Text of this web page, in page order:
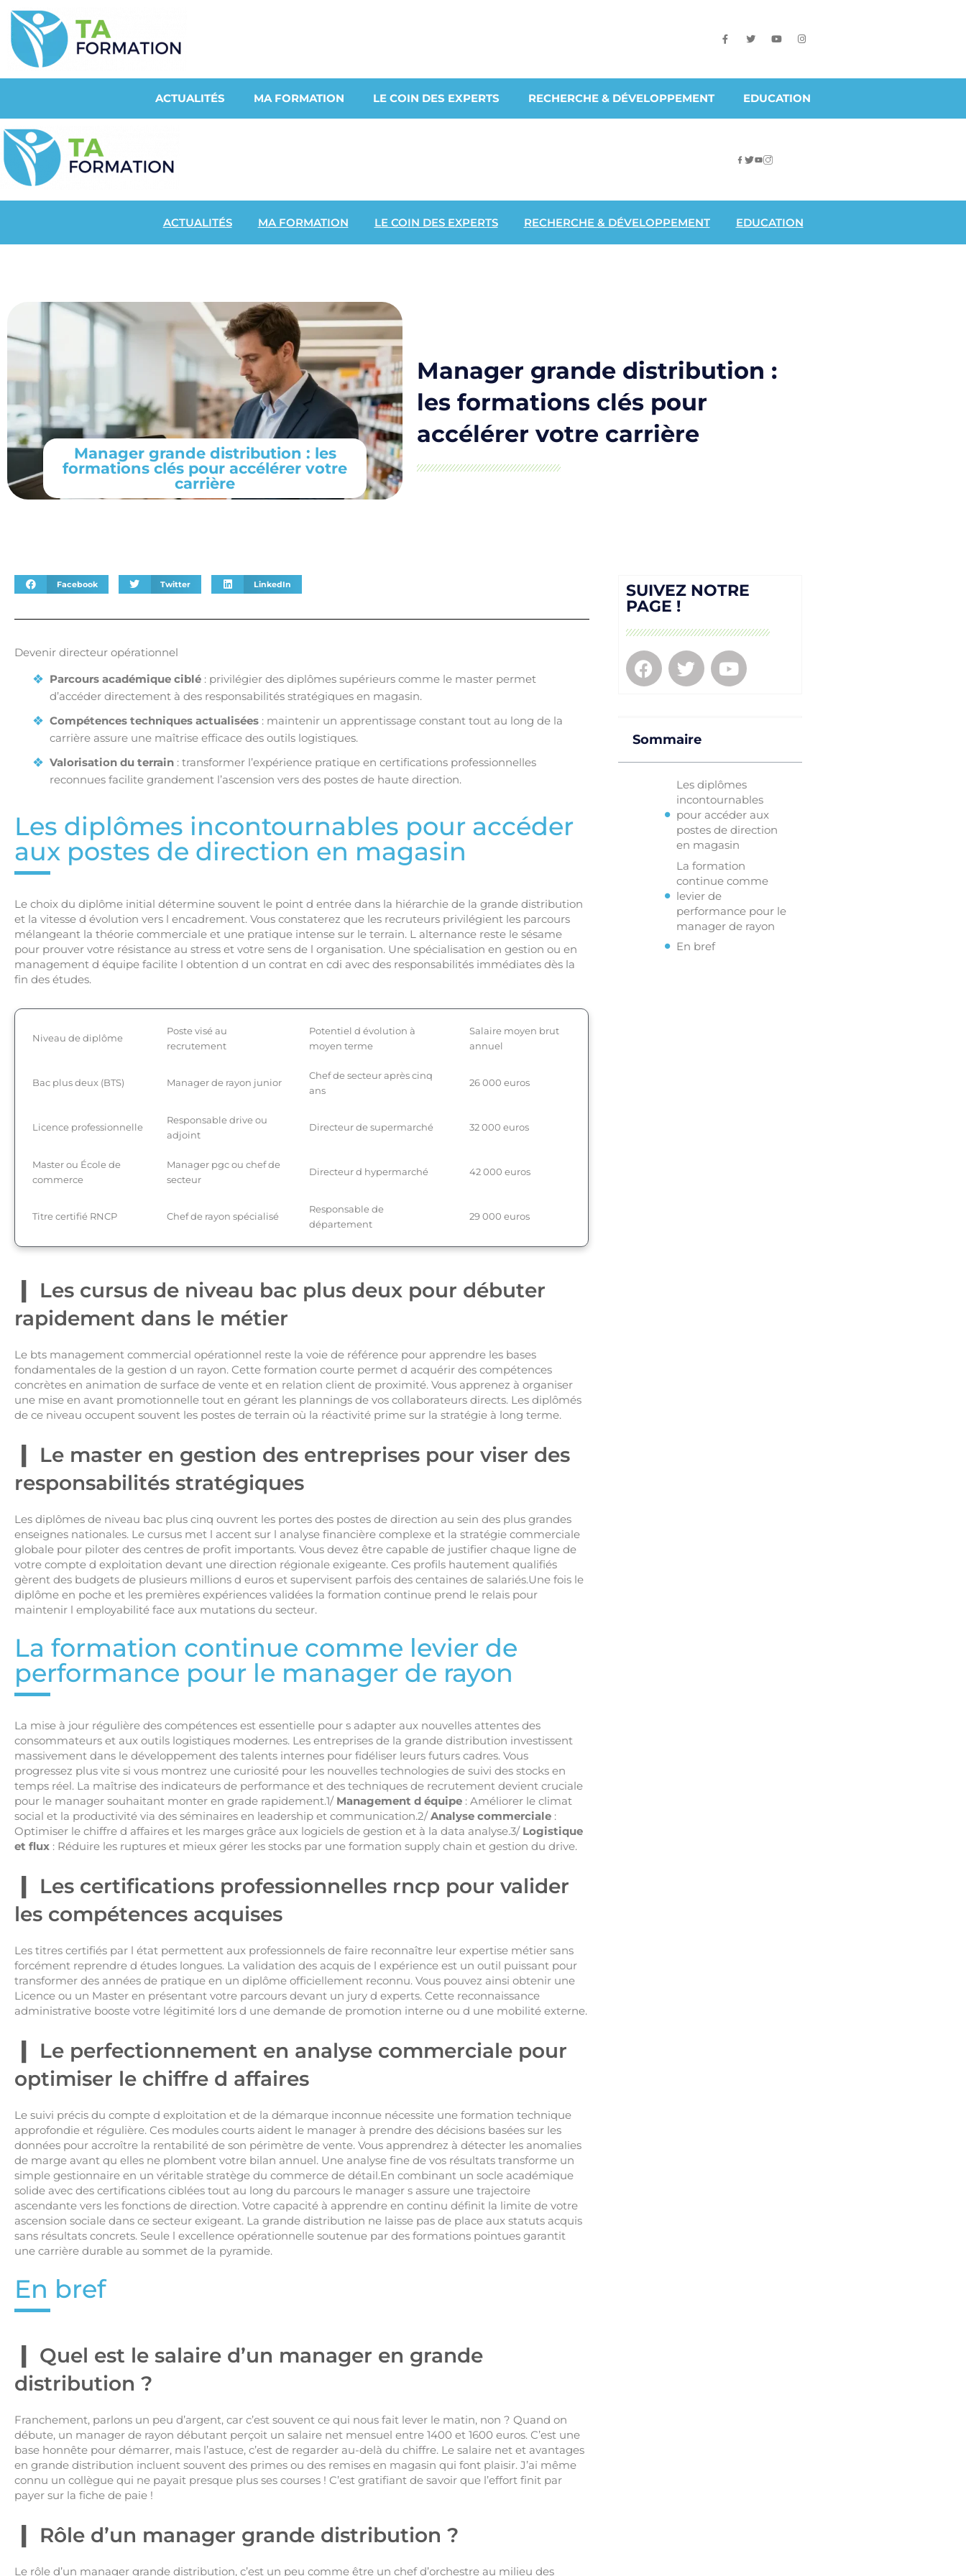
ACTUALITÉS MA FORMATION LE COIN DES EXPERTS RECHERCHE & DÉVELOPPEMENT EDUCATION
ACTUALITÉS MA FORMATION LE COIN DES EXPERTS RECHERCHE & DÉVELOPPEMENT EDUCATION
Manager grande distribution : les
formations clés pour accélérer votre
carrière
Manager grande distribution :
les formations clés pour
accélérer votre carrière
Facebook Twitter LinkedIn
Devenir directeur opérationnel
Parcours académique ciblé : privilégier des diplômes supérieurs comme le master permet
d’accéder directement à des responsabilités stratégiques en magasin.
Compétences techniques actualisées : maintenir un apprentissage constant tout au long de la
carrière assure une maîtrise efficace des outils logistiques.
Valorisation du terrain : transformer l’expérience pratique en certifications professionnelles
reconnues facilite grandement l’ascension vers des postes de haute direction.
Les diplômes incontournables pour accéder
aux postes de direction en magasin
Le choix du diplôme initial détermine souvent le point d entrée dans la hiérarchie de la grande distribution
et la vitesse d évolution vers l encadrement. Vous constaterez que les recruteurs privilégient les parcours
mélangeant la théorie commerciale et une pratique intense sur le terrain. L alternance reste le sésame
pour prouver votre résistance au stress et votre sens de l organisation. Une spécialisation en gestion ou en
management d équipe facilite l obtention d un contrat en cdi avec des responsabilités immédiates dès la
fin des études.
Niveau de diplôme
Poste visé au
recrutement
Potentiel d évolution à
moyen terme
Salaire moyen brut
annuel
Bac plus deux (BTS) Manager de rayon junior
Chef de secteur après cinq
ans
26 000 euros
Licence professionnelle
Responsable drive ou
adjoint
Directeur de supermarché 32 000 euros
Master ou École de
commerce
Manager pgc ou chef de
secteur
Directeur d hypermarché 42 000 euros
Titre certifié RNCP Chef de rayon spécialisé
Responsable de
département
29 000 euros
Les cursus de niveau bac plus deux pour débuter
rapidement dans le métier
Le bts management commercial opérationnel reste la voie de référence pour apprendre les bases
fondamentales de la gestion d un rayon. Cette formation courte permet d acquérir des compétences
concrètes en animation de surface de vente et en relation client de proximité. Vous apprenez à organiser
une mise en avant promotionnelle tout en gérant les plannings de vos collaborateurs directs. Les diplômés
de ce niveau occupent souvent les postes de terrain où la réactivité prime sur la stratégie à long terme.
Le master en gestion des entreprises pour viser des
responsabilités stratégiques
Les diplômes de niveau bac plus cinq ouvrent les portes des postes de direction au sein des plus grandes
enseignes nationales. Le cursus met l accent sur l analyse financière complexe et la stratégie commerciale
globale pour piloter des centres de profit importants. Vous devez être capable de justifier chaque ligne de
votre compte d exploitation devant une direction régionale exigeante. Ces profils hautement qualifiés
gèrent des budgets de plusieurs millions d euros et supervisent parfois des centaines de salariés.Une fois le
diplôme en poche et les premières expériences validées la formation continue prend le relais pour
maintenir l employabilité face aux mutations du secteur.
La formation continue comme levier de
performance pour le manager de rayon
La mise à jour régulière des compétences est essentielle pour s adapter aux nouvelles attentes des
consommateurs et aux outils logistiques modernes. Les entreprises de la grande distribution investissent
massivement dans le développement des talents internes pour fidéliser leurs futurs cadres. Vous
progressez plus vite si vous montrez une curiosité pour les nouvelles technologies de suivi des stocks en
temps réel. La maîtrise des indicateurs de performance et des techniques de recrutement devient cruciale
pour le manager souhaitant monter en grade rapidement.1/ Management d équipe : Améliorer le climat
social et la productivité via des séminaires en leadership et communication.2/Analyse commerciale :
Optimiser le chiffre d affaires et les marges grâce aux logiciels de gestion et à la data analyse.3/ Logistique
et flux : Réduire les ruptures et mieux gérer les stocks par une formation supply chain et gestion du drive.
Les certifications professionnelles rncp pour valider
les compétences acquises
Les titres certifiés par l état permettent aux professionnels de faire reconnaître leur expertise métier sans
forcément reprendre d études longues. La validation des acquis de l expérience est un outil puissant pour
transformer des années de pratique en un diplôme officiellement reconnu. Vous pouvez ainsi obtenir une
Licence ou un Master en présentant votre parcours devant un jury d experts. Cette reconnaissance
administrative booste votre légitimité lors d une demande de promotion interne ou d une mobilité externe.
Le perfectionnement en analyse commerciale pour
optimiser le chiffre d affaires
Le suivi précis du compte d exploitation et de la démarque inconnue nécessite une formation technique
approfondie et régulière. Ces modules courts aident le manager à prendre des décisions basées sur les
données pour accroître la rentabilité de son périmètre de vente. Vous apprendrez à détecter les anomalies
de marge avant qu elles ne plombent votre bilan annuel. Une analyse fine de vos résultats transforme un
simple gestionnaire en un véritable stratège du commerce de détail.En combinant un socle académique
solide avec des certifications ciblées tout au long du parcours le manager s assure une trajectoire
ascendante vers les fonctions de direction. Votre capacité à apprendre en continu définit la limite de votre
ascension sociale dans ce secteur exigeant. La grande distribution ne laisse pas de place aux statuts acquis
sans résultats concrets. Seule l excellence opérationnelle soutenue par des formations pointues garantit
une carrière durable au sommet de la pyramide.
En bref
Quel est le salaire d’un manager en grande
distribution ?
Franchement, parlons un peu d’argent, car c’est souvent ce qui nous fait lever le matin, non ? Quand on
débute, un manager de rayon débutant perçoit un salaire net mensuel entre 1400 et 1600 euros. C’est une
base honnête pour démarrer, mais l’astuce, c’est de regarder au-delà du chiffre. Le salaire net et avantages
en grande distribution incluent souvent des primes ou des remises en magasin qui font plaisir. J’ai même
connu un collègue qui ne payait presque plus ses courses ! C’est gratifiant de savoir que l’effort finit par
payer sur la fiche de paie !
Rôle d’un manager grande distribution ?
Le rôle d’un manager grande distribution, c’est un peu comme être un chef d’orchestre au milieu des
SUIVEZ NOTRE
PAGE !
Sommaire
Les diplômes
incontournables
pour accéder aux
postes de direction
en magasin
La formation
continue comme
levier de
performance pour le
manager de rayon
En bref